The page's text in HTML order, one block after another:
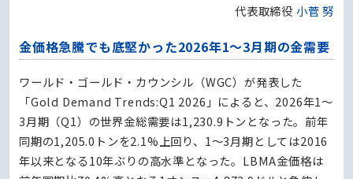
代表取締役 小菅 努
金価格急騰でも底堅かった2026年1～3月期の金需要
ワールド・ゴールド・カウンシル（WGC）が発表した
「Gold Demand Trends:Q1 2026」によると、2026年1～
3月期（Q1）の世界金総需要は1,230.9トンとなった。前年
同期の1,205.0トンを2.1%上回り、1～3月期としては2016
年以来となる10年ぶりの高水準となった。LBMA金価格は